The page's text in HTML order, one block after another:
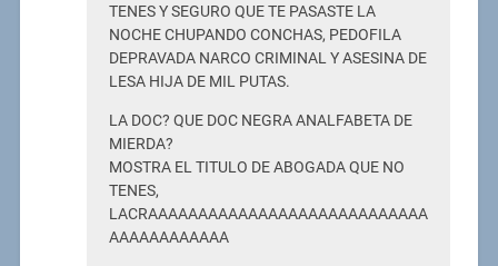
TENES Y SEGURO QUE TE PASASTE LA
NOCHE CHUPANDO CONCHAS, PEDOFILA
DEPRAVADA NARCO CRIMINAL Y ASESINA DE
LESA HIJA DE MIL PUTAS.
LA DOC? QUE DOC NEGRA ANALFABETA DE
MIERDA?
MOSTRA EL TITULO DE ABOGADA QUE NO
TENES,
LACRAAAAAAAAAAAAAAAAAAAAAAAAAAAA
AAAAAAAAAAAA